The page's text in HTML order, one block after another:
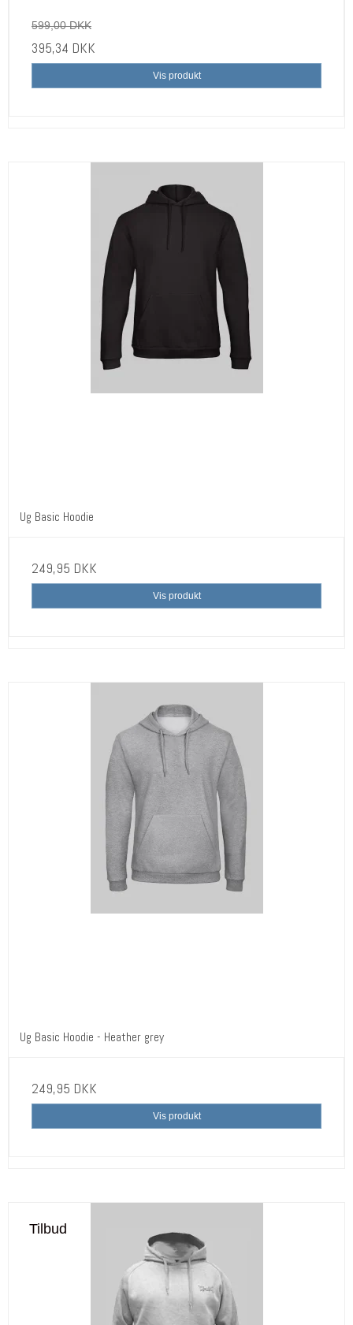
599,00 DKK
395,34 DKK
Vis produkt
Ug Basic Hoodie
249,95 DKK
Vis produkt
Ug Basic Hoodie - Heather grey
249,95 DKK
Vis produkt
Tilbud